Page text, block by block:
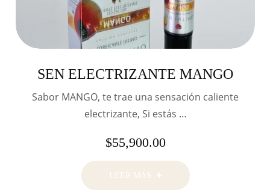
SEN ELECTRIZANTE MANGO
Sabor MANGO, te trae una sensación caliente
electrizante, Si estás …
$55,900.00
LEER MÁS